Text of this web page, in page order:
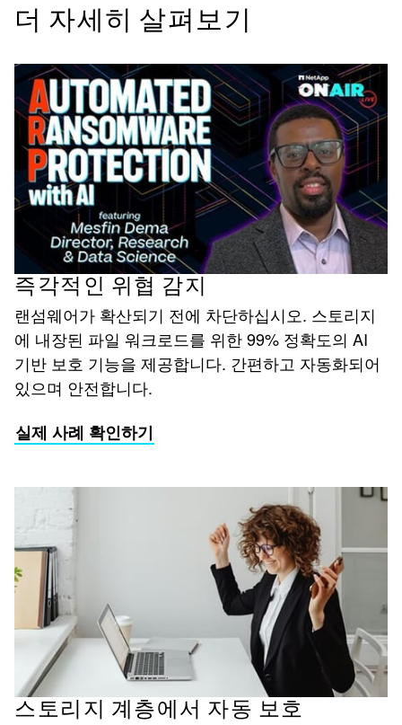
더 자세히 살펴보기
즉각적인 위협 감지
랜섬웨어가 확산되기 전에 차단하십시오. 스토리지
에 내장된 파일 워크로드를 위한 99% 정확도의 AI
기반 보호 기능을 제공합니다. 간편하고 자동화되어
있으며 안전합니다.
실제 사례 확인하기
스토리지 계층에서 자동 보호